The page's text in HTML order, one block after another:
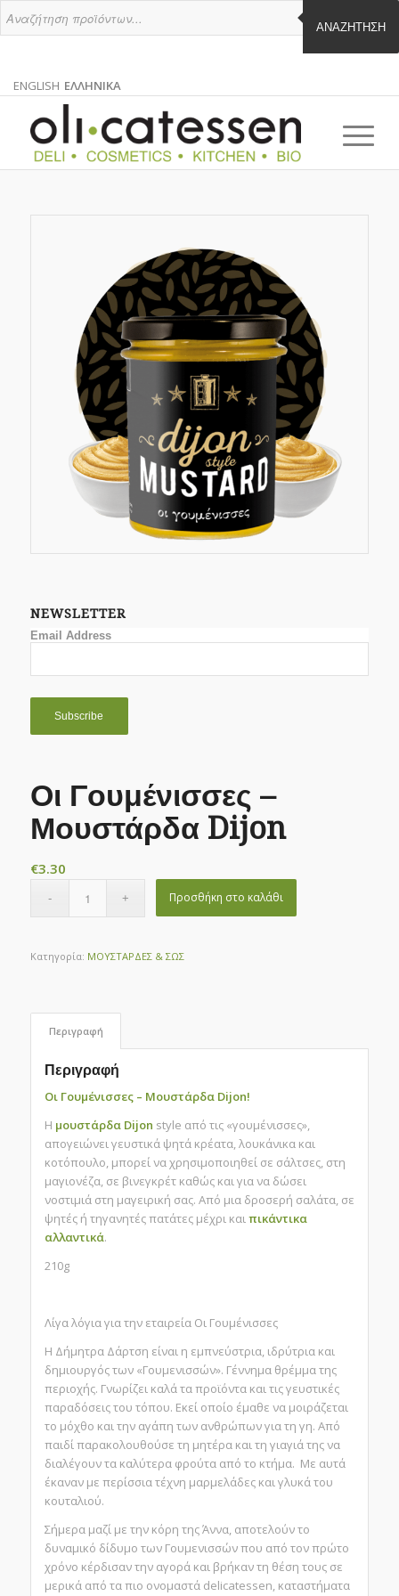
ΑΝΑΖΉΤΗΣΗ
ENGLISH
ΑΓΓΛΙΚΑ
ΕΛΛΗΝΙΚΑ
ΕΛΛΗΝΙΚΑ
EL
NEWSLETTER
Email Address
Οι Γουμένισσες –
Μουστάρδα Dijon
€3.30
Προσθήκη στο καλάθι
Κατηγορία: ΜΟΥΣΤΑΡΔΕΣ & ΣΩΣ
Περιγραφή
Περιγραφή
Οι Γουμένισσες – Μουστάρδα Dijon!
Η μουστάρδα Dijon style από τις «γουμένισσες»,
απογειώνει γευστικά ψητά κρέατα, λουκάνικα και
κοτόπουλο, μπορεί να χρησιμοποιηθεί σε σάλτσες, στη
μαγιονέζα, σε βινεγκρέτ καθώς και για να δώσει
νοστιμιά στη μαγειρική σας. Από μια δροσερή σαλάτα, σε
ψητές ή τηγανητές πατάτες μέχρι καιπικάντικα
αλλαντικά.
210g
Λίγα λόγια για την εταιρεία Οι Γουμένισσες
Η Δήµητρα Δάρτση είναι η εμπνεύστρια, ιδρύτρια και
δημιουργός των «Γουµενισσών». Γέννηµα θρέµµα της
περιοχής. Γνωρίζει καλά τα προϊόντα και τις γευστικές
παραδόσεις του τόπου. Εκεί οποίο έµαθε να µοιράζεται
το µόχθο και την αγάπη των ανθρώπων για τη γη. Από
παιδί παρακολουθούσε τη µητέρα και τη γιαγιά της να
διαλέγουν τα καλύτερα φρούτα από το κτήμα. Με αυτά
έκαναν µε περίσσια τέχνη µαρµελάδες και γλυκά του
κουταλιού.
Σήµερα µαζί µε την κόρη της Άννα, αποτελούν το
δυναµικό δίδυµο των Γουµενισσών που από τον πρώτο
χρόνο κέρδισαν την αγορά και βρήκαν τη θέση τους σε
µερικά από τα πιο ονοµαστά delicatessen, καταστήµατα